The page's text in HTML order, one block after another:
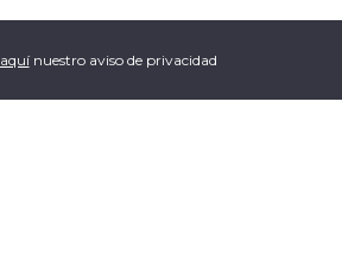
aquínuestro aviso de privacidad